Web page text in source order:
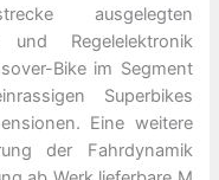
ausgelegten
und Regelelektronik
Bike im Segment
Superbikes
Eine weitere
der Fahrdynamik